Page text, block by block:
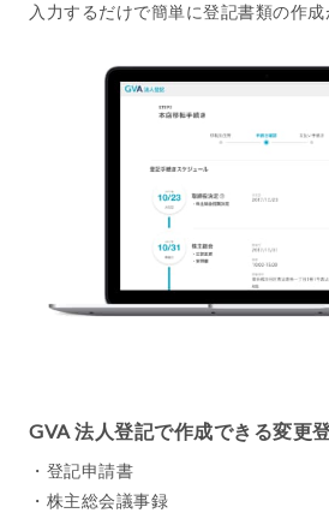
入力するだけで簡単に登記書類の作成
GVA 法人登記で作成できる変更
・登記申請書
・株主総会議事録